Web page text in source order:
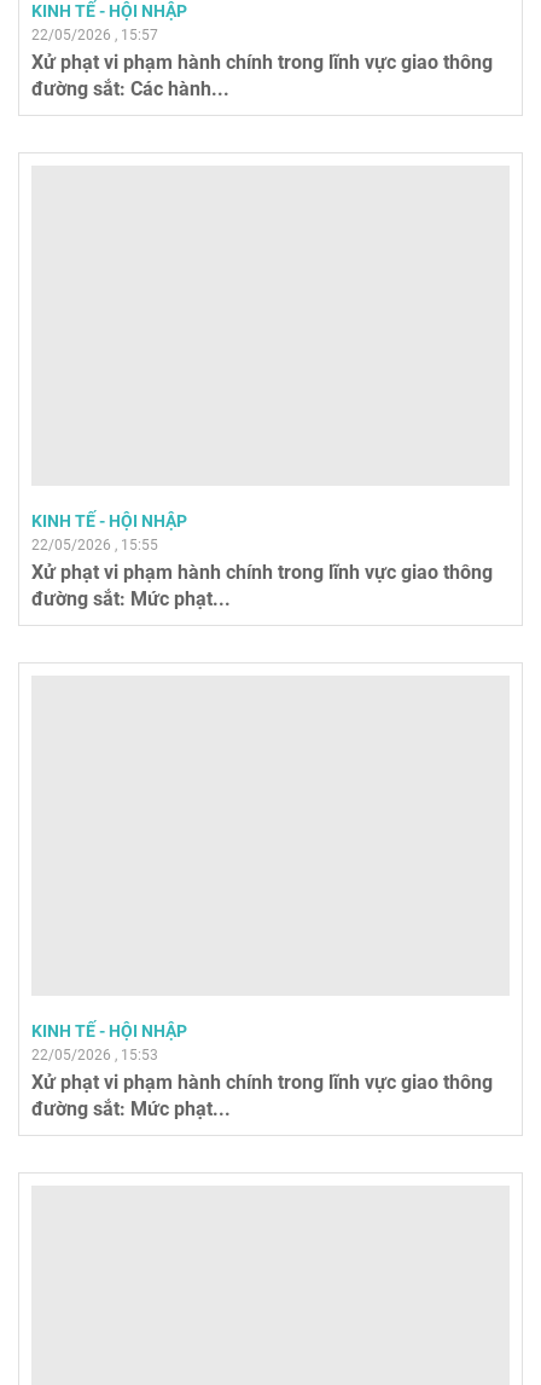
KINH TẾ - HỘI NHẬP
22/05/2026 , 15:57
Xử phạt vi phạm hành chính trong lĩnh vực giao thông
đường sắt: Các hành...
KINH TẾ - HỘI NHẬP
22/05/2026 , 15:55
Xử phạt vi phạm hành chính trong lĩnh vực giao thông
đường sắt: Mức phạt...
KINH TẾ - HỘI NHẬP
22/05/2026 , 15:53
Xử phạt vi phạm hành chính trong lĩnh vực giao thông
đường sắt: Mức phạt...